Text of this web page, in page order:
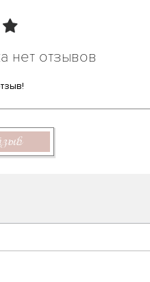
нет отзывов